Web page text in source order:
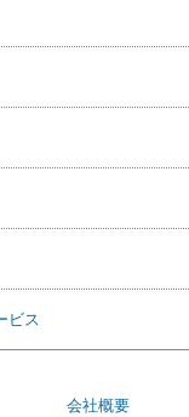
ビス
会社概要